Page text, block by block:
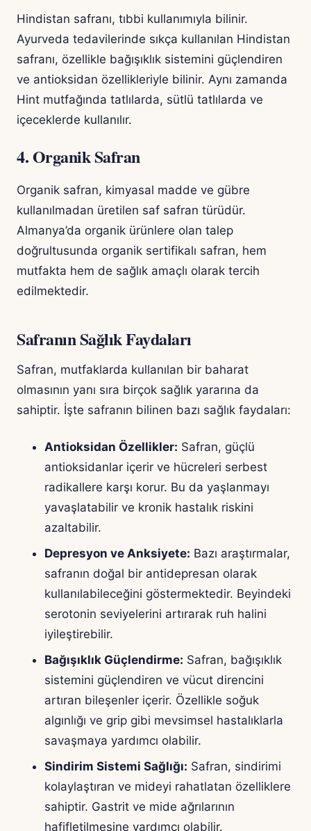
Hindistan safranı, tıbbi kullanımıyla bilinir.
Ayurveda tedavilerinde sıkça kullanılan Hindistan
safranı, özellikle bağışıklık sistemini güçlendiren
ve antioksidan özellikleriyle bilinir. Aynı zamanda
Hint mutfağında tatlılarda, sütlü tatlılarda ve
içeceklerde kullanılır.
4. Organik Safran
Organik safran, kimyasal madde ve gübre
kullanılmadan üretilen saf safran türüdür.
Almanya’da organik ürünlere olan talep
doğrultusunda organik sertifikalı safran, hem
mutfakta hem de sağlık amaçlı olarak tercih
edilmektedir.
Safranın Sağlık Faydaları
Safran, mutfaklarda kullanılan bir baharat
olmasının yanı sıra birçok sağlık yararına da
sahiptir. İşte safranın bilinen bazı sağlık faydaları:
Antioksidan Özellikler: Safran, güçlü
antioksidanlar içerir ve hücreleri serbest
radikallere karşı korur. Bu da yaşlanmayı
yavaşlatabilir ve kronik hastalık riskini
azaltabilir.
Depresyon ve Anksiyete: Bazı araştırmalar,
safranın doğal bir antidepresan olarak
kullanılabileceğini göstermektedir. Beyindeki
serotonin seviyelerini artırarak ruh halini
iyileştirebilir.
Bağışıklık Güçlendirme: Safran, bağışıklık
sistemini güçlendiren ve vücut direncini
artıran bileşenler içerir. Özellikle soğuk
algınlığı ve grip gibi mevsimsel hastalıklarla
savaşmaya yardımcı olabilir.
Sindirim Sistemi Sağlığı: Safran, sindirimi
kolaylaştıran ve mideyi rahatlatan özelliklere
sahiptir. Gastrit ve mide ağrılarının
hafifletilmesine yardımcı olabilir.